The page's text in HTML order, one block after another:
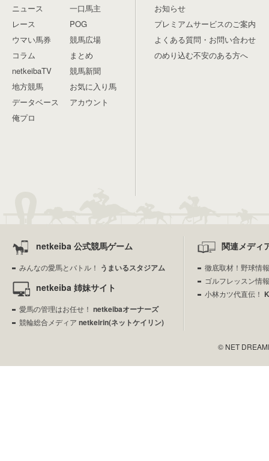
ニュース
レース
ウマい馬券
コラム
netkeibaTV
地方競馬
データベース
俺プロ
一口馬主
POG
競馬広場
まとめ
競馬新聞
お気に入り馬
アカウント
お知らせ
プレミアムサービスのご案内
よくある質問・お問い合わせ
のめり込む不安のある方へ
netkeiba 公式競馬ゲーム
みんなの愛馬とバトル！ うまいるスタジアム
netkeiba 姉妹サイト
愛馬の管理はお任せ！ netkeibaオーナーズ
競輪総合メディア netkeirin(ネットケイリン)
関連メディ
徹底取材！野球情
ゴルフレッスン情
小林カツ代直伝！
© NET